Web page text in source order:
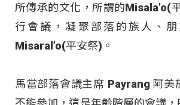
所傳承的文化，所謂的Misala’o(
行會議，凝聚部落的族人、
Misaral’o(平安祭)。
馬當部落會議主席 Payrang 阿美